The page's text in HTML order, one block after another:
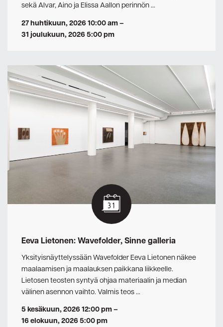
sekä Alvar, Aino ja Elissa Aallon perinnön …
27 huhtikuun, 2026 10:00 am–
31 joulukuun, 2026 5:00 pm
Eeva Lietonen: Wavefolder, Sinne galleria
Yksityisnäyttelyssään Wavefolder Eeva Lietonen näkee
maalaamisen ja maalauksen paikkana liikkeelle.
Lietosen teosten syntyä ohjaa materiaalin ja median
välinen asennon vaihto. Valmis teos …
5 kesäkuun, 2026 12:00 pm–
16 elokuun, 2026 5:00 pm